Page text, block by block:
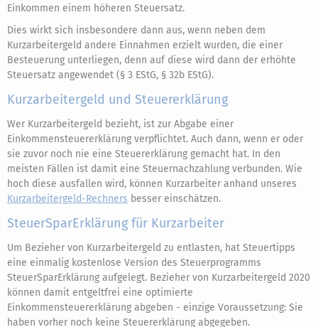
Einkommen einem höheren Steuersatz.
Dies wirkt sich insbesondere dann aus, wenn neben dem
Kurzarbeitergeld andere Einnahmen erzielt wurden, die einer
Besteuerung unterliegen, denn auf diese wird dann der erhöhte
Steuersatz angewendet (§ 3 EStG, § 32b EStG).
Kurzarbeitergeld und Steuererklärung
Wer Kurzarbeitergeld bezieht, ist zur Abgabe einer
Einkommensteuererklärung verpflichtet. Auch dann, wenn er oder
sie zuvor noch nie eine Steuererklärung gemacht hat. In den
meisten Fällen ist damit eine Steuernachzahlung verbunden. Wie
hoch diese ausfallen wird, können Kurzarbeiter anhand unseres
Kurzarbeitergeld-Rechners besser einschätzen.
SteuerSparErklärung für Kurzarbeiter
Um Bezieher von Kurzarbeitergeld zu entlasten, hat Steuertipps
eine einmalig kostenlose Version des Steuerprogramms
SteuerSparErklärung aufgelegt. Bezieher von Kurzarbeitergeld 2020
können damit entgeltfrei eine optimierte
Einkommensteuererklärung abgeben - einzige Voraussetzung: Sie
haben vorher noch keine Steuererklärung abgegeben.